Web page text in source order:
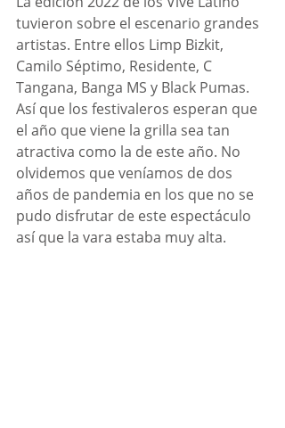
tuvieron sobre el escenario grandes
artistas. Entre ellos Limp Bizkit,
Camilo Séptimo, Residente, C
Tangana, Banga MS y Black Pumas.
Así que los festivaleros esperan que
el año que viene la grilla sea tan
atractiva como la de este año. No
olvidemos que veníamos de dos
años de pandemia en los que no se
pudo disfrutar de este espectáculo
así que la vara estaba muy alta.